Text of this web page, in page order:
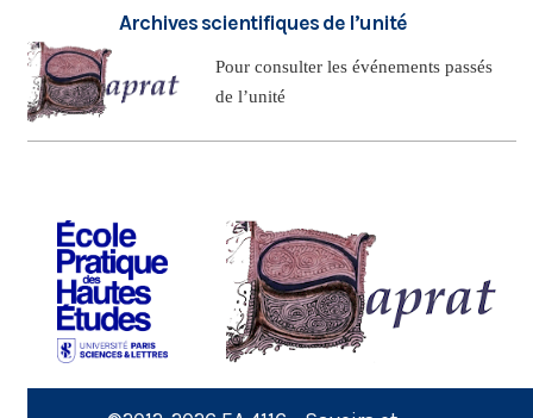
Archives scientifiques de l’unité
Pour consulter les événements passés
de l’unité